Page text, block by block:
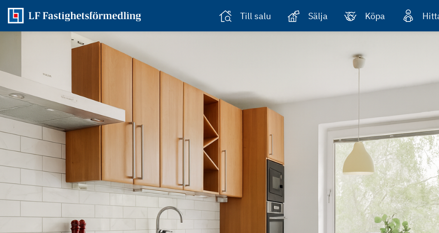
Till salu Sälja Köpa